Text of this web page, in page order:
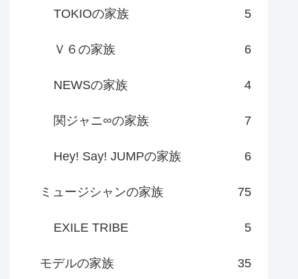
TOKIOの家族 5
Ｖ６の家族 6
NEWSの家族 4
関ジャニ∞の家族 7
Hey! Say! JUMPの家族 6
ミュージシャンの家族 75
EXILE TRIBE 5
モデルの家族 35